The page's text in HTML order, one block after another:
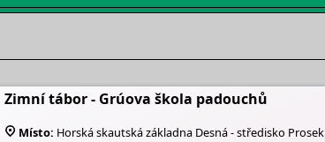
Zimní tábor - Grúova škola padouchů
Místo: Horská skautská základna Desná - středisko Prosek